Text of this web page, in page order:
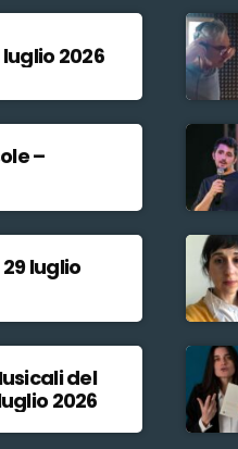
luglio 2026
–
luglio
del
2026